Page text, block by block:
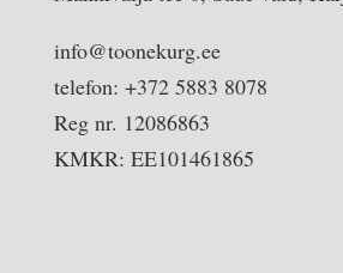
info@toonekurg.ee
telefon: +372 5883 8078
Reg nr. 12086863
KMKR: EE101461865